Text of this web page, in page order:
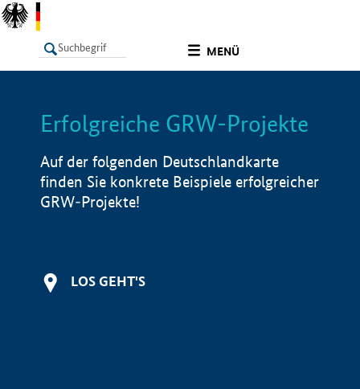
MENÜ
LISTE Info
Erfolgreiche GRW-Projekte
Auf der folgenden Deutschlandkarte
finden Sie konkrete Beispiele erfolgreicher
GRW-Projekte!
LOS GEHT'S